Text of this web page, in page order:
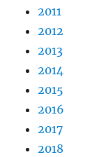
2011
2012
2013
2014
2015
2016
2017
2018